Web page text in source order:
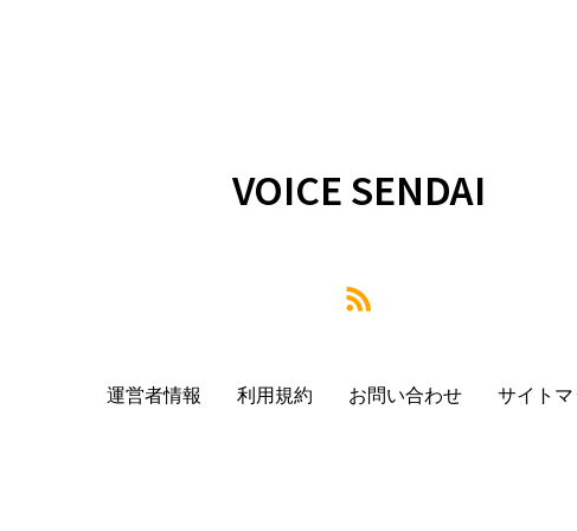
VOICE SENDAI
運営者情報 利用規約 お問い合わせ サイト